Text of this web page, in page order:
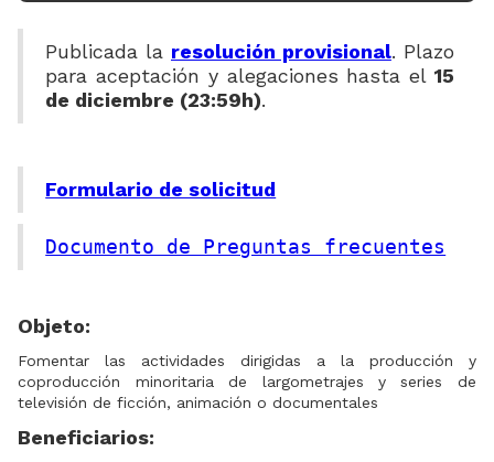
Publicada la resolución provisional. Plazo
para aceptación y alegaciones hasta el 15
de diciembre (23:59h).
Formulario de solicitud
Documento de Preguntas frecuentes
Objeto:
Fomentar las actividades dirigidas a la producción y
coproducción minoritaria de largometrajes y series de
televisión de ficción, animación o documentales
Beneficiarios: